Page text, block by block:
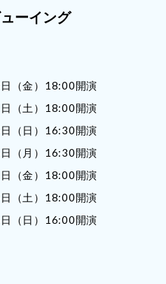
ーイング
（金）18:00開演
（土）18:00開演
（日）16:30開演
（月）16:30開演
（金）18:00開演
（土）18:00開演
（日）16:00開演